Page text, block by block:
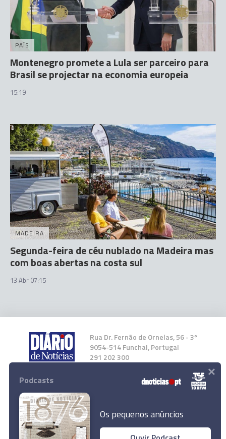
PAÍS
Montenegro promete a Lula ser parceiro para
Brasil se projectar na economia europeia
15:19
MADEIRA
Segunda-feira de céu nublado na Madeira mas
com boas abertas na costa sul
13 Abr 07:15
Rua Dr. Fernão de Ornelas, 56 - 3º
9054-514 Funchal, Portugal
291 202 300
Instale a nossa App
Podcasts
Os pequenos anúncios
×